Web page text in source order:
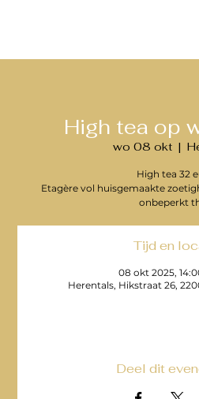
High tea op
wo 08 okt
  |
High tea 32
Etagère vol huisgemaakte
onbeperkt
Tijd en
08 okt 2025,
Herentals, Hikstraat 26,
Deel dit